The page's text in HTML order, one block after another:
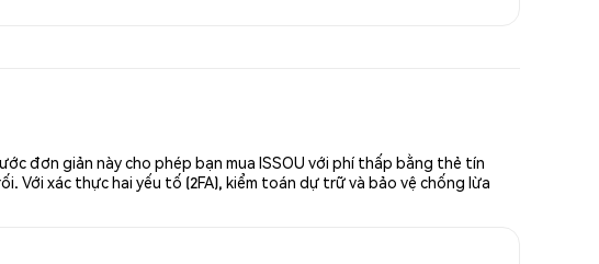
đơn giản này cho phép bạn mua ISSOU với phí thấp bằng thẻ tín
Với xác thực hai yếu tố (2FA), kiểm toán dự trữ và bảo vệ chống lừa